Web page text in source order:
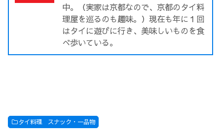
中。（実家は京都なので、京都のタイ料
理屋を巡るのも趣味。）現在も年に１回
はタイに遊びに行き、美味しいものを食
べ歩いている。
タイ料理 スナック・一品物